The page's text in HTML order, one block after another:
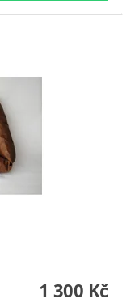
1 300 Kč